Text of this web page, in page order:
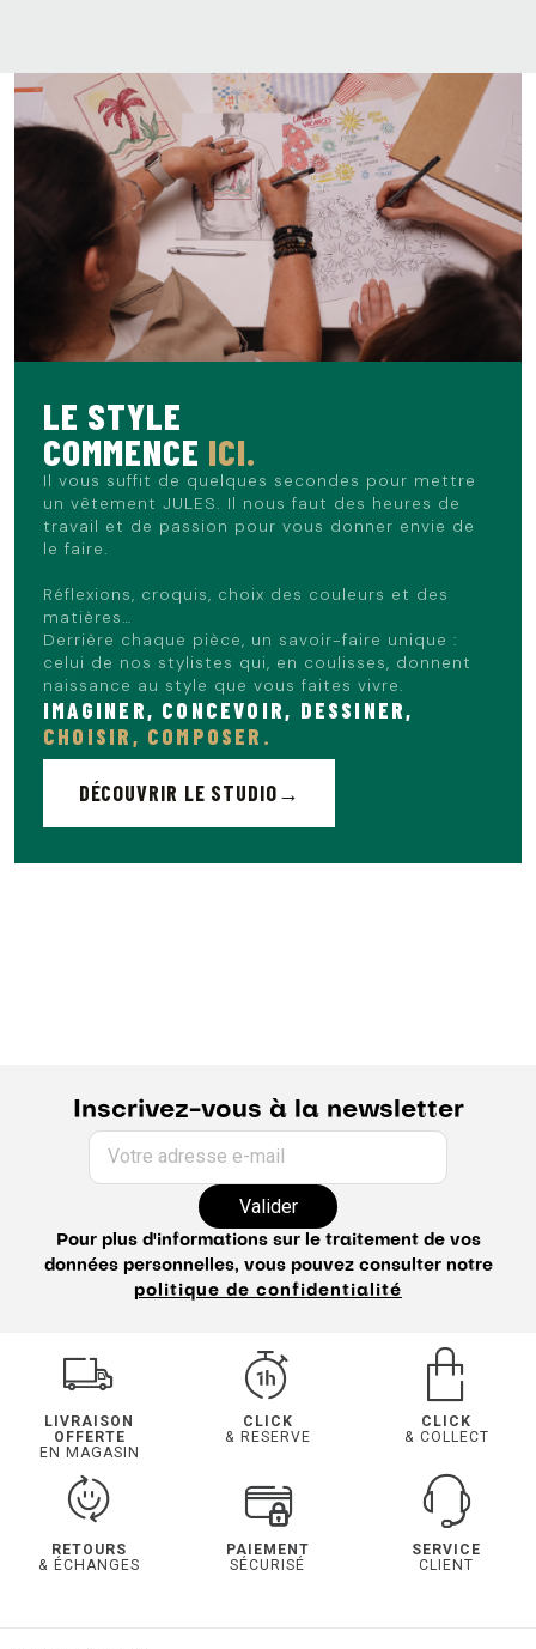
LE STYLE
COMMENCE ICI.
Il vous suffit de quelques secondes pour mettre
un vêtement JULES. Il nous faut des heures de
travail et de passion pour vous donner envie de
le faire.
Réflexions, croquis, choix des couleurs et des
matières…
Derrière chaque pièce, un savoir-faire unique :
celui de nos stylistes qui, en coulisses, donnent
naissance au style que vous faites vivre.
IMAGINER, CONCEVOIR, DESSINER,
CHOISIR, COMPOSER.
DÉCOUVRIR LE STUDIO
Inscrivez-vous à la newsletter
Votre adresse e-mail
Valider
Pour plus d'informations sur le traitement de vos
données personnelles, vous pouvez consulter notre
politique de confidentialité
LIVRAISON
OFFERTE
EN MAGASIN
CLICK
& RESERVE
CLICK
& COLLECT
RETOURS
& ÉCHANGES
PAIEMENT
SÉCURISÉ
SERVICE
CLIENT